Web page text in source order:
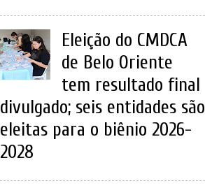
Eleição do CMDCA
de Belo Oriente
tem resultado final
divulgado; seis entidades são
eleitas para o biênio 2026-
2028